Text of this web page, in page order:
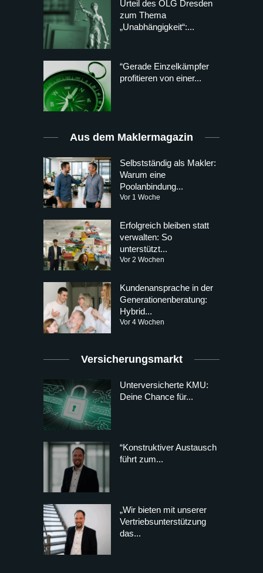
Urteil des OLG Dresden
zum Thema
„Unabhängigkeit“:...
“Gerade Einzelkämpfer
profitieren von einer...
Aus dem Maklermagazin
Selbstständig als Makler:
Warum eine
Poolanbindung...
Vor 1 Woche
Erfolgreich bleiben statt
verwalten: So
unterstützt...
Vor 2 Wochen
Kundenansprache in der
Generationenberatung:
Hybrid...
Vor 4 Wochen
Versicherungsmarkt
Unterversicherte KMU:
Deine Chance für...
“Konstruktiver Austausch
führt zum...
„Wir bieten mit unserer
Vertriebsunterstützung
das...